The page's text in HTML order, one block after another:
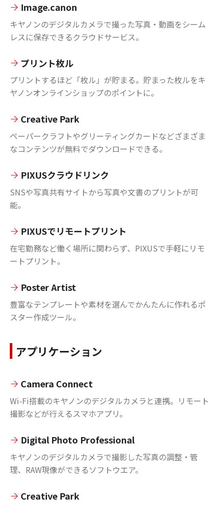
Image.canon
キヤノンのデジタルカメラで撮った写真・動画をシーム
レスに保存できるクラウドサービス。
プリント枚ル
プリントするほど「枚ル」が貯まる。貯まった枚ルをキ
ヤノンオンラインショップのポイントに。
Creative Park
ペーパークラフトやグリーティングカードなどざまざま
なコンテンツが無料でダウンロードできる。
PIXUSクラウドリンク
SNSや写真共有サイトから写真や文書のプリントが可
能。
PIXUSでリモートプリント
在宅勤務など働く場所に関わらず、PIXUSで手軽にリモ
ートプリント。
Poster Artist
豊富なテンプレートや素材を選んでかんたんに作れるポ
スター作成ツール。
アプリケーション
Camera Connect
Wi-Fi搭載のキヤノンのデジタルカメラと連携。リモート
撮影などが行えるスマホアプリ。
Digital Photo Professional
キヤノンのデジタルカメラで撮影した写真の調整・管
理、RAW現像ができるソフトウエア。
Creative Park